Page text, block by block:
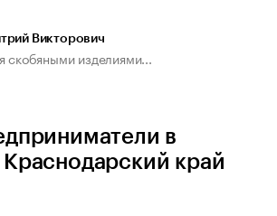
Викторович
скобяными изделиями...
в
край